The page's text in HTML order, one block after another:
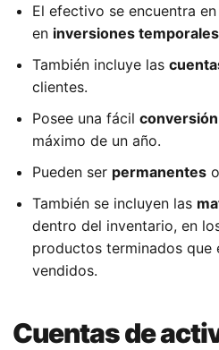
El efectivo se encuentra en
en inversiones temporales
También incluye las
clientes.
Posee una fácil conversión
máximo de un año.
Pueden ser permanentes o
También se incluyen las
dentro del inventario, en
productos terminados que
vendidos.
Cuentas de